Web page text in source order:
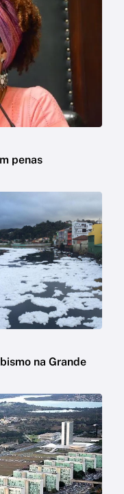
penas
na Grande